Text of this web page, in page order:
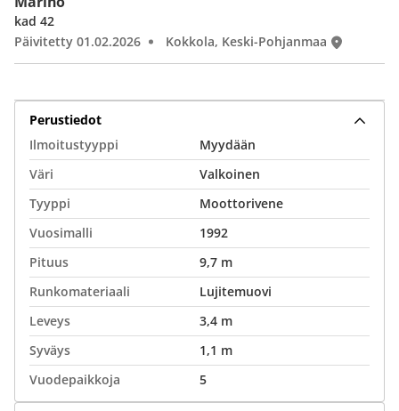
kad 42
Päivitetty 01.02.2026
Kokkola, Keski-Pohjanmaa
Perustiedot
Ilmoitustyyppi
Myydään
Väri
Valkoinen
Tyyppi
Moottorivene
Vuosimalli
1992
Pituus
9,7 m
Runkomateriaali
Lujitemuovi
Leveys
3,4 m
Syväys
1,1 m
Vuodepaikkoja
5